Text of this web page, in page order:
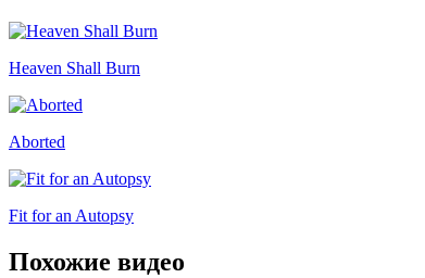
Heaven Shall Burn
Aborted
Fit for an Autopsy
Похожие видео